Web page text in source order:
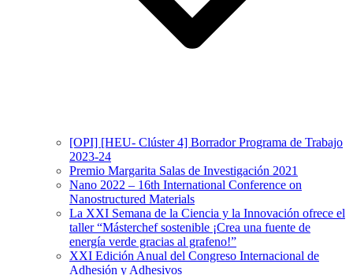
[OPI] [HEU- Clúster 4] Borrador Programa de Trabajo
2023-24
Premio Margarita Salas de Investigación 2021
Nano 2022 – 16th International Conference on
Nanostructured Materials
La XXI Semana de la Ciencia y la Innovación ofrece el
taller “Másterchef sostenible ¡Crea una fuente de
energía verde gracias al grafeno!”
XXI Edición Anual del Congreso Internacional de
Adhesión y Adhesivos